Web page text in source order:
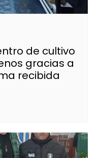
de cultivo
gracias a
recibida